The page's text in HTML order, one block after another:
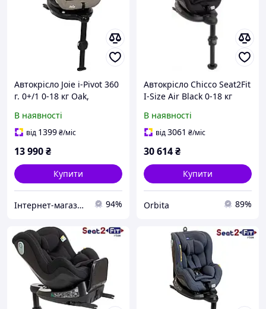
Автокрісло Joie i-Pivot 360
г. 0+/1 0-18 кг Oak,
В наявності
від 1399₴/міс
13 990₴
Купити
Інтернет-магазин Mom's mouse 94%
Автокрісло Chicco Seat2Fit
I-Size Air Black 0-18 кг
В наявності
від3061 ₴/міс
30 614₴
Купити
Orbita 89%